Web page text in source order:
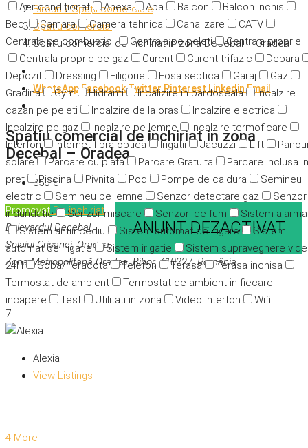
Aer condiționat
Anexa Apa Balcon
Balcon inchis
Beci
Camara Camera tehnica Canalizare
CATV
Centrala pe combustibil
Centrala pe peleti
Centrala proprie
Centrala proprie pe gaz
Curent Curent trifazic
Debara
Depozit
Dressing Filigorie Fosa septica Garaj
Gaz
Gradina
Gym Hidranti Incalizire in pardoseala
Incalzire
cazan pe peleti
Incalzire de la oras
Incalzire electrica
Incalzire pe gaz
incalzire pe lemne
Incalzire termoficare
Interfon
Internet fibra optica Irigatii Jacuzzi Lift
solare
Parcare cu plata Parcare Gratuita
Parcare inclusa in
pret
Piscina Pivnita Pod Pompe de caldura
Semineu
electric
Semineu pe lemne Senzor detectare gaz
Senzor
indundatie
Senzor miscare Senzori de fum
Sistem alarma
Sistem antiincediu
Sistem automat de irigare
Sistem
automat de irigatie
Sistem irigatie
Sistem supraveghere
24H
Soba/Teracota Telefon Terasa
Terasa inchisa
Termostat de ambient
Termostat de ambient in fiecare
incapere
Test Utilitati in zona Video interfon Wifi
Birouri / Spații comerciale
Spatiu comercial
Spatiu comercial de inchiriat in zona Decebal – Oradea
WhatsAppFacebookTwitter Pinterest LinkedinEmail
Spatiu comercial de inchiriat in zona
Decebal – Oradea
350 €
PromovatDe închiriat
ANUNT DEZACTIVAT
Bulevardul Decebal,
Splaiul Crișanei, Oradea,
Zona Metropolitană Oradea, Bihor, 410227, România
7
Alexia
View Listings
4 More